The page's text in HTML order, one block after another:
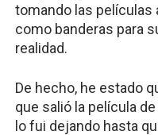
tomando las películas
como banderas para
realidad.
De hecho, he estado
que salió la película
lo fui dejando hasta